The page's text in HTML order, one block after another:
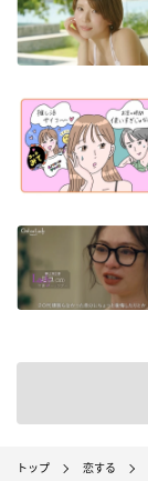
トップ 恋する